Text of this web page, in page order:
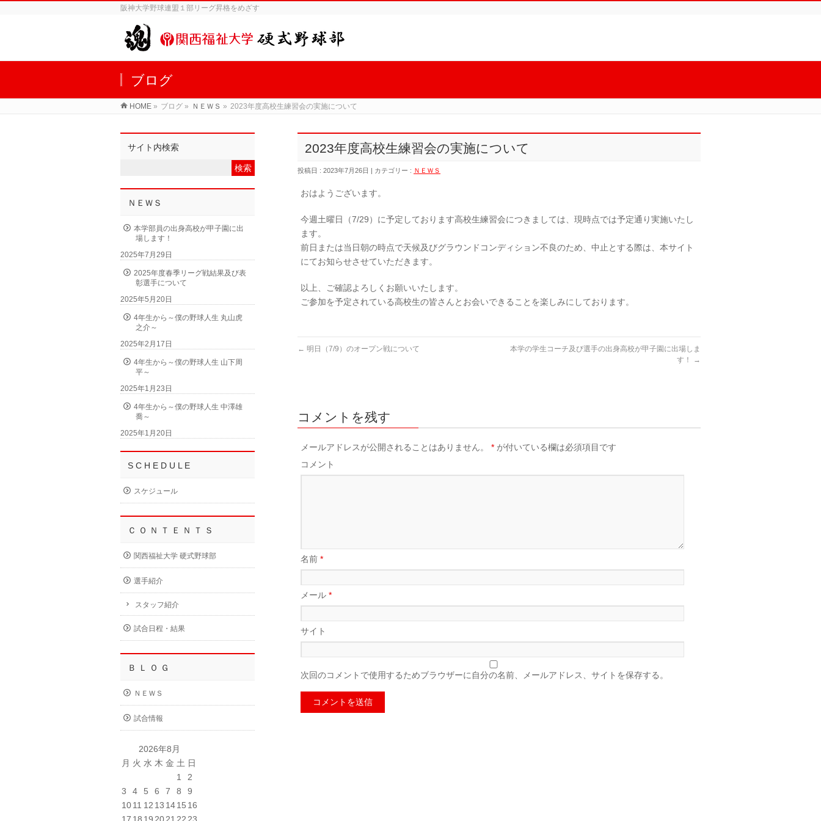
阪神大学野球連盟１部リーグ昇格をめざす
ブログ
HOME » ブログ » ＮＥＷＳ » 2023年度高校生練習会の実施について
2023年度高校生練習会の実施について
投稿日 : 2023年7月26日 | カテゴリー : ＮＥＷＳ
おはようございます。
今週土曜日（7/29）に予定しております高校生練習会につきましては、現時点では予定通り実施いたし
ます。
前日または当日朝の時点で天候及びグラウンドコンディション不良のため、中止とする際は、本サイト
にてお知らせさせていただきます。
以上、ご確認よろしくお願いいたします。
ご参加を予定されている高校生の皆さんとお会いできることを楽しみにしております。
← 明日（7/9）のオープン戦について
本学の学生コーチ及び選手の出身高校が甲子園に出場しま
す！
→
コメントを残す
メールアドレスが公開されることはありません。 * が付いている欄は必須項目です
コメント
名前 *
メール *
サイト
次回のコメントで使用するためブラウザーに自分の名前、メールアドレス、サイトを保存する。
サイト内検索
ＮＥＷＳ
本学部員の出身高校が甲子園に出
場します！
2025年7月29日
2025年度春季リーグ戦結果及び表
彰選手について
2025年5月20日
4年生から～僕の野球人生 丸山虎
之介～
2025年2月17日
4年生から～僕の野球人生 山下周
平～
2025年1月23日
4年生から～僕の野球人生 中澤雄
喬～
2025年1月20日
S C H E D U L E
スケジュール
Ｃ Ｏ Ｎ Ｔ Ｅ Ｎ Ｔ Ｓ
関西福祉大学 硬式野球部
選手紹介
スタッフ紹介
試合日程・結果
Ｂ Ｌ Ｏ Ｇ
ＮＥＷＳ
試合情報
2026年8月
月 火 水 木 金 土 日
1
2
3
4 5 6 7 8
9
1011 12 13 1415 16